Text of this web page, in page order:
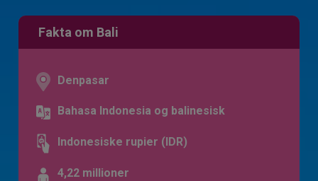
Fakta om Bali
Denpasar
Bahasa Indonesia og balinesisk
Indonesiske rupier (IDR)
4,22 millioner